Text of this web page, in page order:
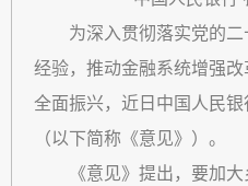
为深入贯彻落实党的二
经验，推动金融系统增强
全面振兴，近日中国人民
（以下简称《意见》）。
《意见》提出，要加大